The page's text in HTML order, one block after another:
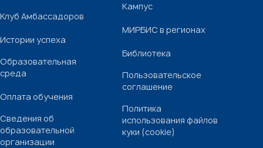
Клуб Амбассадоров
Истории успеха
Образовательная
среда
Оплата обучения
Сведения об
образовательной
организации
Кампус
МИРБИС в регионах
Библиотека
Пользовательское
соглашение
Политика
использования файлов
куки (cookie)